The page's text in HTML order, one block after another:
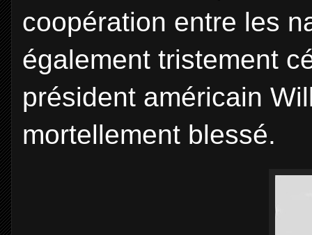
coopération entre les
également tristement
président américain
mortellement blessé.